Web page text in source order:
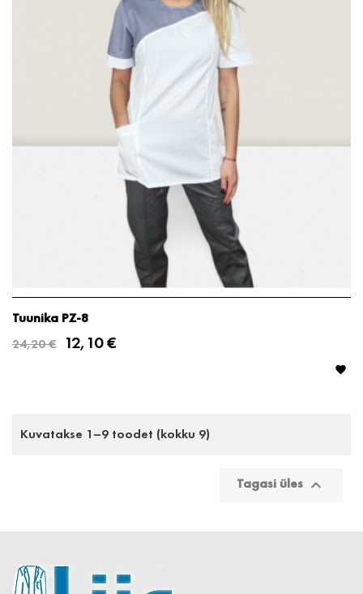
Tuunika PZ-8
24,20 €
12,10 €

Kuvatakse 1–9 toodet (kokku 9)
Tagasi üles 